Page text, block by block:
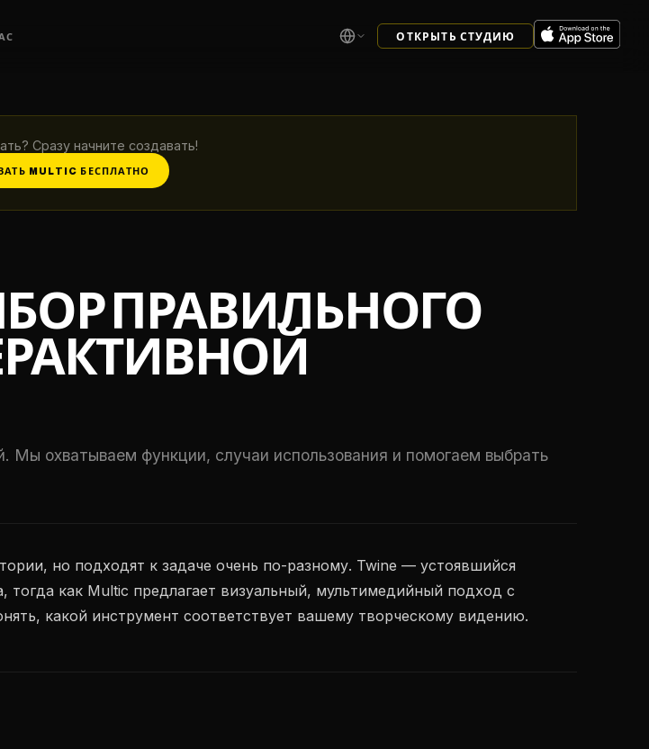
ОТКРЫТЬ СТУДИЮ
Сразу начните создавать!
MULTIC БЕСПЛАТНО
ПРАВИЛЬНОГО
Мы охватываем функции, случаи использования и помогаем выбрать
но подходят к задаче очень по-разному. Twine — устоявшийся
как Multic предлагает визуальный, мультимедийный подход с
какой инструмент соответствует вашему творческому видению.